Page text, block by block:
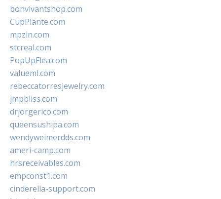
bonvivantshop.com
CupPlante.com
mpzin.com
stcreal.com
PopUpFlea.com
valueml.com
rebeccatorresjewelry.com
jmpbliss.com
drjorgerico.com
queensushipa.com
wendyweimerdds.com
ameri-camp.com
hrsreceivables.com
empconst1.com
cinderella-support.com